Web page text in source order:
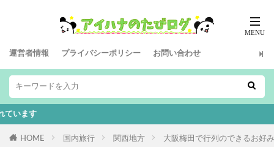
運営者情報 プライバシーポリシー お問い合わせ
HOME 国内旅行 関西地方 大阪梅田で行列のできるお好